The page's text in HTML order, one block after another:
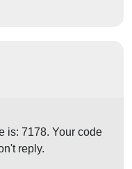
is: 7178. Your code
reply.